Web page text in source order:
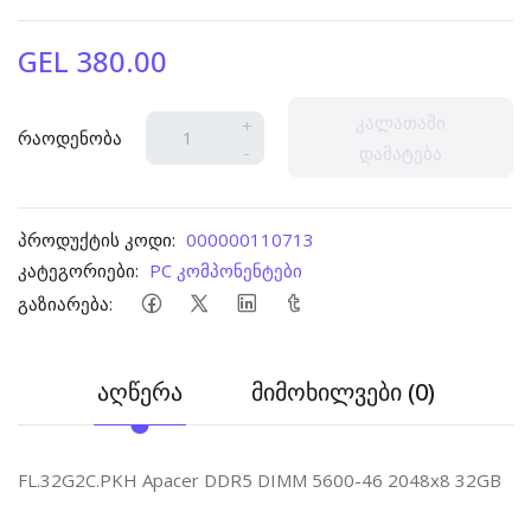
GEL 380.00
რაოდენობა
+
-
კალათაში
დამატება
პროდუქტის კოდი: 000000110713
კატეგორიები: PC კომპონენტები
გაზიარება:
აღწერა მიმოხილვები (0)
FL.32G2C.PKH Apacer DDR5 DIMM 5600-46 2048x8 32GB